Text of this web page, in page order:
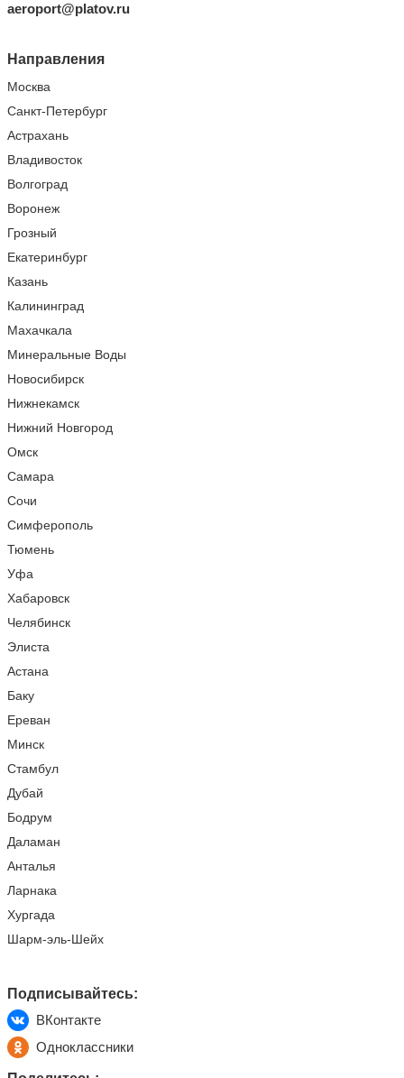
aeroport@platov.ru
Направления
Москва
Санкт-Петербург
Астрахань
Владивосток
Волгоград
Воронеж
Грозный
Екатеринбург
Казань
Калининград
Махачкала
Минеральные Воды
Новосибирск
Нижнекамск
Нижний Новгород
Омск
Самара
Сочи
Симферополь
Тюмень
Уфа
Хабаровск
Челябинск
Элиста
Астана
Баку
Ереван
Минск
Стамбул
Дубай
Бодрум
Даламан
Анталья
Ларнака
Хургада
Шарм-эль-Шейх
Подписывайтесь:
ВКонтакте
Одноклассники